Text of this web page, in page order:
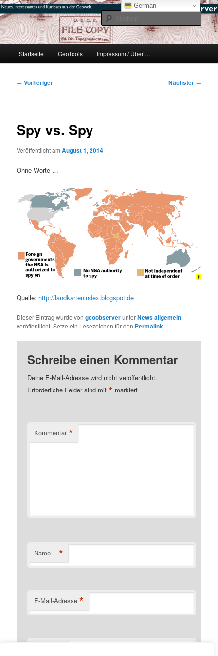
Zum
primären
Inhalt
springen#geoObserver
mikeE's GeoBlog
Startseite GeoTools Impressum / Über …
Beitragsnavigation
← Vorheriger Nächster →
Spy vs. Spy
Veröffentlicht amAugust 1, 2014
Ohne Worte …
Quelle: http://landkartenindex.blogspot.de
Dieser Eintrag wurde vongeoobserverunterNews allgemein
veröffentlicht. Setze ein Lesezeichen für den Permalink.
Schreibe einen Kommentar
Deine E-Mail-Adresse wird nicht veröffentlicht.
Erforderliche Felder sind mit* markiert
Kommentar *
Name *
E-Mail-Adresse *
German